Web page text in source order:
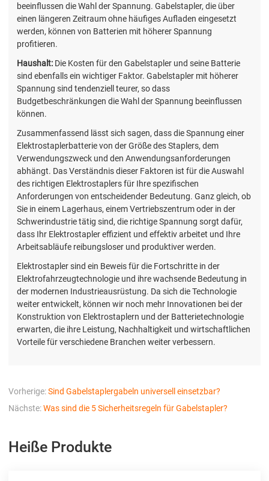
beeinflussen die Wahl der Spannung. Gabelstapler, die über
einen längeren Zeitraum ohne häufiges Aufladen eingesetzt
werden, können von Batterien mit höherer Spannung
profitieren.
Haushalt: Die Kosten für den Gabelstapler und seine Batterie
sind ebenfalls ein wichtiger Faktor. Gabelstapler mit höherer
Spannung sind tendenziell teurer, so dass
Budgetbeschränkungen die Wahl der Spannung beeinflussen
können.
Zusammenfassend lässt sich sagen, dass die Spannung einer
Elektrostaplerbatterie von der Größe des Staplers, dem
Verwendungszweck und den Anwendungsanforderungen
abhängt. Das Verständnis dieser Faktoren ist für die Auswahl
des richtigen Elektrostaplers für Ihre spezifischen
Anforderungen von entscheidender Bedeutung. Ganz gleich, ob
Sie in einem Lagerhaus, einem Vertriebszentrum oder in der
Schwerindustrie tätig sind, die richtige Spannung sorgt dafür,
dass Ihr Elektrostapler effizient und effektiv arbeitet und Ihre
Arbeitsabläufe reibungsloser und produktiver werden.
Elektrostapler sind ein Beweis für die Fortschritte in der
Elektrofahrzeugtechnologie und ihre wachsende Bedeutung in
der modernen Industrieausrüstung. Da sich die Technologie
weiter entwickelt, können wir noch mehr Innovationen bei der
Konstruktion von Elektrostaplern und der Batterietechnologie
erwarten, die ihre Leistung, Nachhaltigkeit und wirtschaftlichen
Vorteile für verschiedene Branchen weiter verbessern.
Vorherige:Sind Gabelstaplergabeln universell einsetzbar?
Nächste:Was sind die 5 Sicherheitsregeln für Gabelstapler?
Heiße Produkte